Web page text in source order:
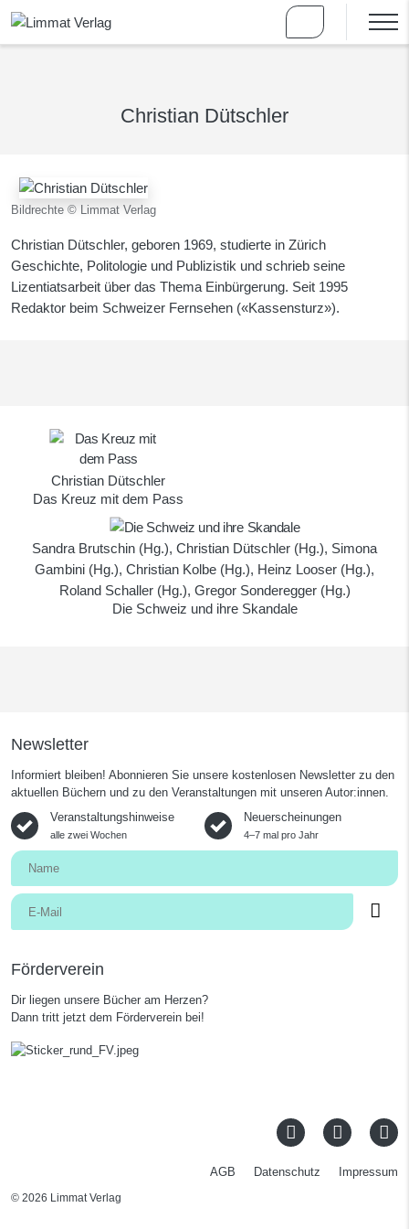
Christian Dütschler
Bildrechte © Limmat Verlag
Christian Dütschler, geboren 1969, studierte in Zürich
Geschichte, Politologie und Publizistik und schrieb seine
Lizentiatsarbeit über das Thema Einbürgerung. Seit 1995
Redaktor beim Schweizer Fernsehen («Kassensturz»).
Christian Dütschler
Das Kreuz mit dem Pass
Sandra Brutschin (Hg.), Christian Dütschler (Hg.), Simona
Gambini (Hg.), Christian Kolbe (Hg.), Heinz Looser (Hg.),
Roland Schaller (Hg.), Gregor Sonderegger (Hg.)
Die Schweiz und ihre Skandale
Newsletter
Informiert bleiben! Abonnieren Sie unsere kostenlosen Newsletter zu den
aktuellen Büchern und zu den Veranstaltungen mit unseren Autor:innen.
Veranstaltungshinweise
alle zwei Wochen
Neuerscheinungen
4–7 mal pro Jahr
Förderverein
Dir liegen unsere Bücher am Herzen?
Dann tritt jetzt dem Förderverein bei!
AGB Datenschutz Impressum
© 2026 Limmat Verlag